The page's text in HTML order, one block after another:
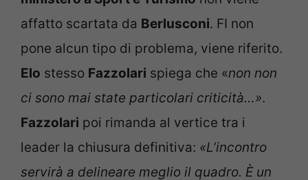
affatto scartata da Berlusconi. FI non
pone alcun tipo di problema, viene riferito.
Elo stesso Fazzolari spiega che «non non
ci sono mai state particolari criticità…».
Fazzolari poi rimanda al vertice tra i
leader la chiusura definitiva: «L’incontro
servirà a delineare meglio il quadro. È un